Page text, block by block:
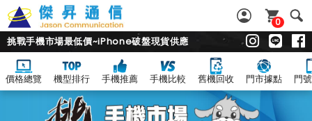
0
挑戰手機市場最低價~iPhone破盤現貨供應
價格總覽 機型排行 手機推薦 手機比較 舊機回收 門市據點 門